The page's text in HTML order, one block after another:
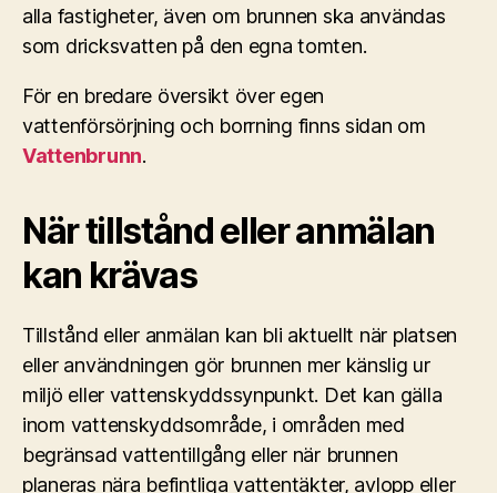
alla fastigheter, även om brunnen ska användas
som dricksvatten på den egna tomten.
För en bredare översikt över egen
vattenförsörjning och borrning finns sidan om
Vattenbrunn.
När tillstånd eller anmälan
kan krävas
Tillstånd eller anmälan kan bli aktuellt när platsen
eller användningen gör brunnen mer känslig ur
miljö eller vattenskyddssynpunkt. Det kan gälla
inom vattenskyddsområde, i områden med
begränsad vattentillgång eller när brunnen
planeras nära befintliga vattentäkter, avlopp eller